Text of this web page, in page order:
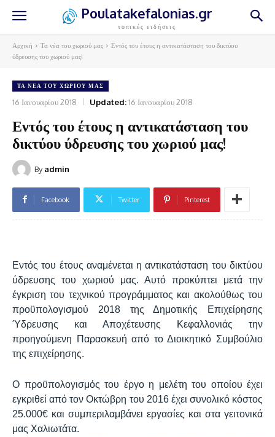
Poulatakefalonias.gr
τοπικές ειδήσεις
Αρχική Τα νέα του χωριού μας
Εντός του έτους η αντικατάσταση του δικτύου
ύδρευσης του χωριού μας!
ΤΑ ΝΈΑ ΤΟΥ ΧΩΡΙΟΎ ΜΑΣ
16 Ιανουαρίου 2018 Updated:16 Ιανουαρίου 2018
Εντός του έτους η αντικατάσταση του
δικτύου ύδρευσης του χωριού μας!
By admin
Facebook Twitter Pinterest
Εντός του έτους αναμένεται η αντικατάσταση του δικτύου
ύδρευσης του χωριού μας. Αυτό προκύπτει μετά την
έγκριση του τεχνικού προγράμματος και ακολούθως του
προϋπολογισμού 2018 της Δημοτικής Επιχείρησης
Ύδρευσης και Αποχέτευσης Κεφαλλονιάς την
προηγούμενη Παρασκευή από το Διοικητικό Συμβούλιο
της επιχείρησης.
Ο προϋπολογισμός του έργο η μελέτη του οποίου έχει
εγκριθεί από τον Οκτώβρη του 2016 έχει συνολικό κόστος
25.000€ και συμπεριλαμβάνει εργασίες και στα γειτονικά
μας Χαλιωτάτα.